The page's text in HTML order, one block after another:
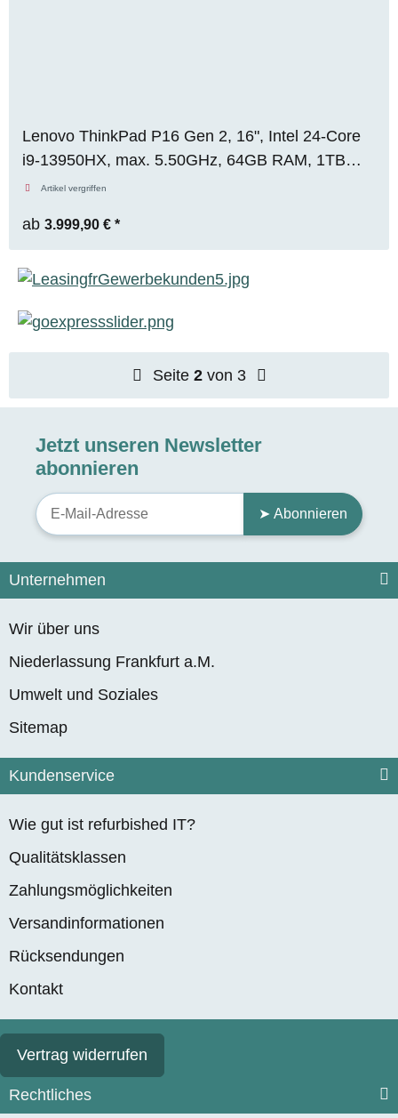
Lenovo ThinkPad P16 Gen 2, 16", Intel 24-Core
i9-13950HX, max. 5.50GHz, 64GB RAM, 1TB
M.2 SSD, Nvidia RTX 5000 ADA (16GB),
Artikel vergriffen
ab 3.999,90 € *
Seite 2von 3
Jetzt unseren Newsletter
abonnieren
➤ Abonnieren
Unternehmen
Wir über uns
Niederlassung Frankfurt a.M.
Umwelt und Soziales
Sitemap
Kundenservice
Wie gut ist refurbished IT?
Qualitätsklassen
Zahlungsmöglichkeiten
Versandinformationen
Rücksendungen
Kontakt
Vertrag widerrufen
Rechtliches